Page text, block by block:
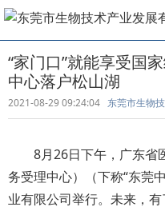
“家门口”就能享受国
中心落户松山湖
2021-08-29 09:24:04 东莞市生物
8月26日下午，广东省
务受理中心）（下称“东莞
业有限公司举行。未来，有